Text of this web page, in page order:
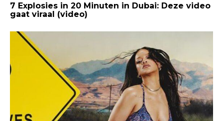
7 Explosies in 20 Minuten in Dubai: Deze video
gaat viraal (video)